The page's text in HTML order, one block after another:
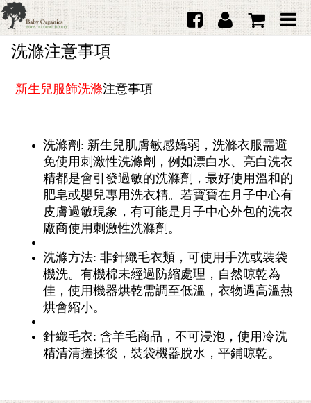
首頁
韓國Merebe寶寶配件
嬰兒
女生
男生
禮品
服務據點
品牌故事
客服專區
洗滌注意事項
新生兒服飾洗滌注意事項
洗滌劑: 新生兒肌膚敏感嬌弱，洗滌衣服需避
免使用刺激性洗滌劑，例如漂白水、亮白洗衣
精都是會引發過敏的洗滌劑，最好使用溫和的
肥皂或嬰兒專用洗衣精。若寶寶在月子中心有
皮膚過敏現象，有可能是月子中心外包的洗衣
廠商使用刺激性洗滌劑。
洗滌方法: 非針織毛衣類，可使用手洗或裝袋
機洗。有機棉未經過防縮處理，自然晾乾為
佳，使用機器烘乾需調至低溫，衣物遇高溫熱
烘會縮小。
針織毛衣: 含羊毛商品，不可浸泡，使用冷洗
精清清搓揉後，裝袋機器脫水，平鋪晾乾。